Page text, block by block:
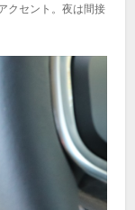
クセント。夜は間接